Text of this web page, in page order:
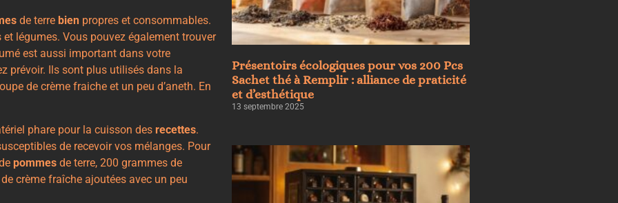
de terre bien propres et consommables.
légumes. Vous pouvez également trouver
est aussi important dans votre
prévoir. Ils sont plus utilisés dans la
de crème fraiche et un peu d’aneth. En
phare pour la cuisson des recettes.
de recevoir vos mélanges. Pour
pommes de terre, 200 grammes de
crème fraîche ajoutées avec un peu
Présentoirs écologiques pour vos 200 Pcs
Sachet thé à Remplir : alliance de praticité
et d’esthétique
13 septembre 2025